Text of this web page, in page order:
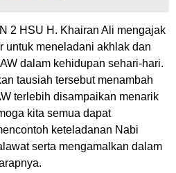
2 HSU H. Khairan Ali mengajak
untuk meneladani akhlak dan
dalam kehidupan sehari-hari.
tausiah tersebut menambah
terlebih disampaikan menarik
kita semua dapat
keteladanan Nabi
serta mengamalkan dalam